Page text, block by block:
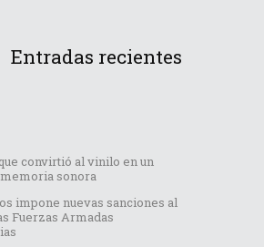
Entradas recientes
convirtió al vinilo en un
sonora
impone nuevas sanciones al
Fuerzas Armadas